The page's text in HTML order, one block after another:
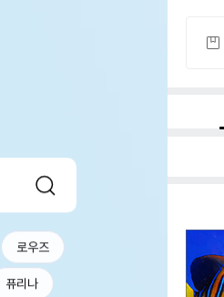
로우즈
퓨리나